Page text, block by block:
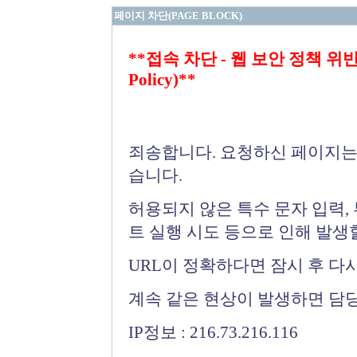
페이지 차단(PAGE BLOCK)
**접속 차단 - 웹 보안 정책 위
Policy)**
죄송합니다. 요청하신 페이지
습니다.
허용되지 않은 특수 문자 입력
트 실행 시도 등으로 인해 발생
URL이 정확하다면 잠시 후 다
계속 같은 현상이 발생하면 담
IP정보 : 216.73.216.116